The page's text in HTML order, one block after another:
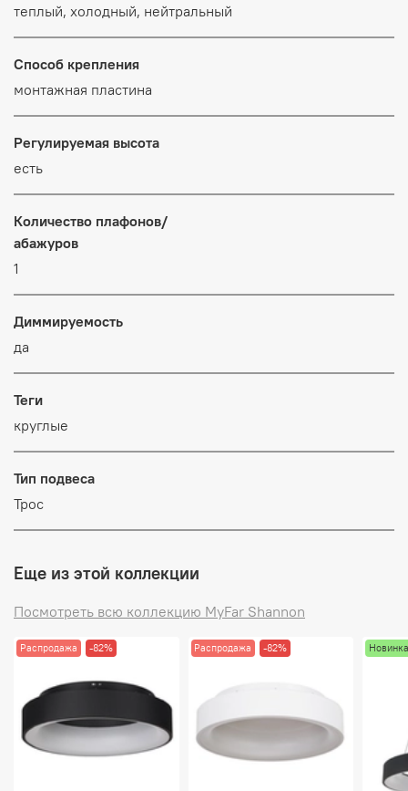
теплый, холодный, нейтральный
Способ крепления
монтажная пластина
Регулируемая высота
есть
Количество плафонов/
абажуров
1
Диммируемость
да
Теги
круглые
Тип подвеса
Трос
Еще из этой коллекции
Посмотреть всю коллекцию MyFar Shannon
Распродажа -82% Распродажа -82% Новинка